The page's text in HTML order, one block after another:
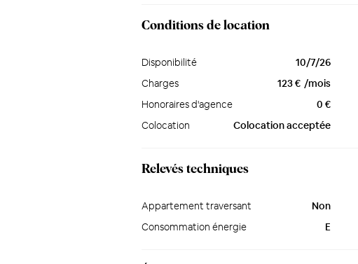
Conditions de location
Disponibilité 10/7/26
Charges
123 € /mois
Honoraires d'agence
0 €
Colocation
Colocation acceptée
Relevés techniques
Appartement traversant Non
Consommation énergie
E